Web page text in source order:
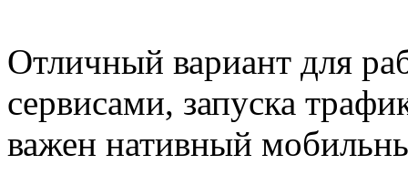
Отличный вариант для
сервисами, запуска
важен нативный